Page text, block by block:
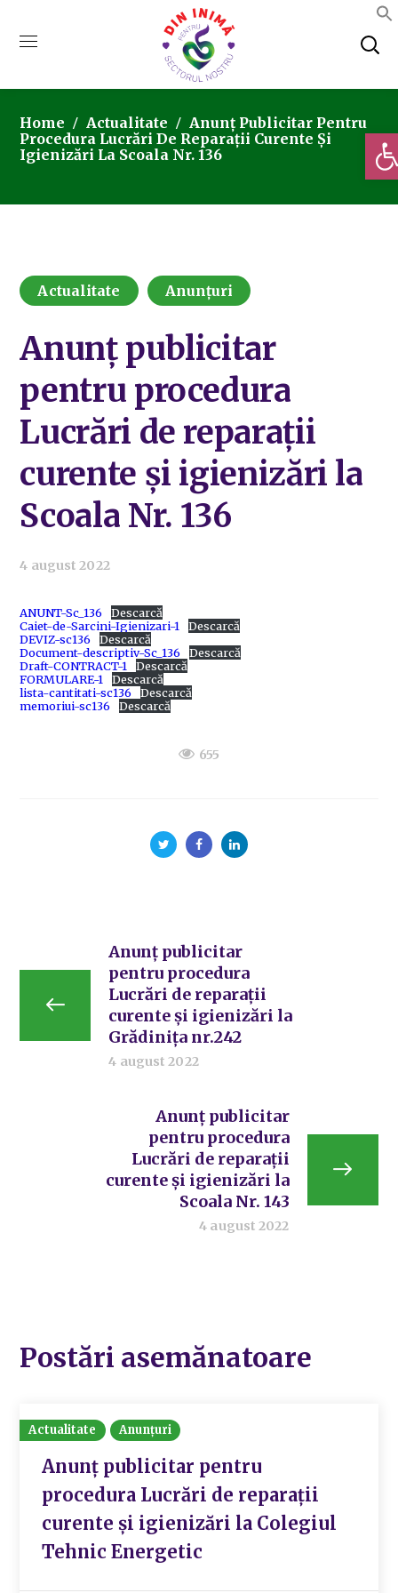
Home Actualitate
Anunț Publicitar Pentru
Procedura Lucrări De Reparații Curente Și
Igienizări La Scoala Nr. 136
Actualitate Anunțuri
Anunț publicitar
pentru procedura
Lucrări de reparații
curente și igienizări la
Scoala Nr. 136
4 august 2022
ANUNT-Sc_136
Descarcă
Caiet-de-Sarcini-Igienizari-1
Descarcă
DEVIZ-sc136
Descarcă
Document-descriptiv-Sc_136
Descarcă
Draft-CONTRACT-1
Descarcă
FORMULARE-1
Descarcă
lista-cantitati-sc136
Descarcă
memoriui-sc136
Descarcă
655
Anunț publicitar
pentru procedura
Lucrări de reparații
curente și igienizări la
Grădinița nr.242
4 august 2022
Anunț publicitar
pentru procedura
Lucrări de reparații
curente și igienizări la
Scoala Nr. 143
4 august 2022
Postări asemănatoare
Actualitate Anunțuri
Anunț publicitar pentru
procedura Lucrări de reparații
curente și igienizări la Colegiul
Tehnic Energetic